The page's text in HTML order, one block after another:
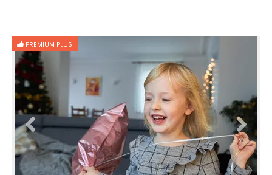
PREMIUM PLUS